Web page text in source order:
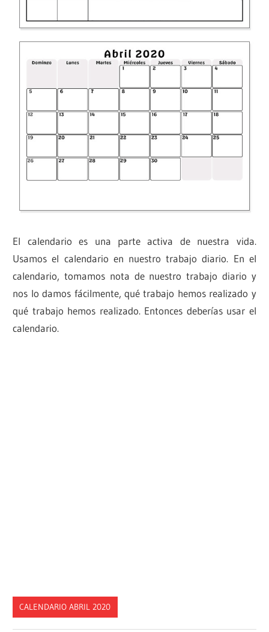
El calendario es una parte activa de nuestra vida.
Usamos el calendario en nuestro trabajo diario. En el
calendario, tomamos nota de nuestro trabajo diario y
nos lo damos fácilmente, qué trabajo hemos realizado y
qué trabajo hemos realizado. Entonces deberías usar el
calendario.
CALENDARIO ABRIL 2020